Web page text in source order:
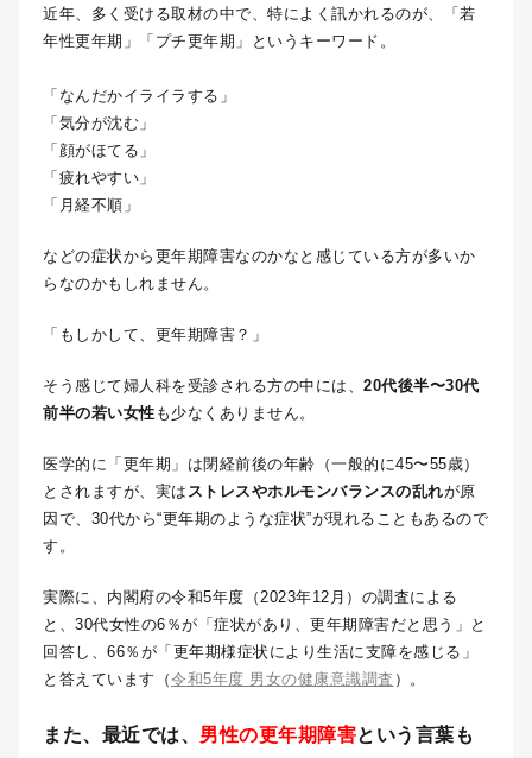
近年、多く受ける取材の中で、特によく訊かれるのが、「若
年性更年期」「プチ更年期」というキーワード。
「なんだかイライラする」
「気分が沈む」
「顔がほてる」
「疲れやすい」
「月経不順」
などの症状から更年期障害なのかなと感じている方が多いか
らなのかもしれません。
「もしかして、更年期障害？」
そう感じて婦人科を受診される方の中には、 20代後半〜30代
前半の若い女性 も少なくありません。
医学的に「更年期」は閉経前後の年齢（一般的に45〜55歳）
とされますが、実は ストレスやホルモンバランスの乱れが原
因で、30代から“更年期のような症状”が現れることもあるので
す。
実際に、内閣府の令和5年度（2023年12月）の調査による
と、30代女性の6％が「症状があり、更年期障害だと思う」と
回答し、66％が「更年期様症状により生活に支障を感じる」
と答えています（令和5年度 男女の健康意識調査 ）。
また、最近では、 男性の更年期障害という言葉も